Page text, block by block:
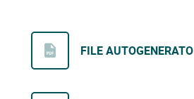
FILE AUTOGENERATO